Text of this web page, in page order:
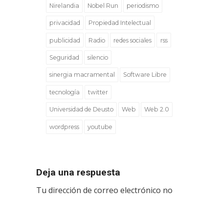
Nirelandia Nobel Run periodismo
privacidad Propiedad Intelectual
publicidad Radio redes sociales rss
Seguridad silencio
sinergia macramental Software Libre
tecnología twitter
Universidad de Deusto Web Web 2.0
wordpress youtube
Deja una respuesta
Tu dirección de correo electrónico no